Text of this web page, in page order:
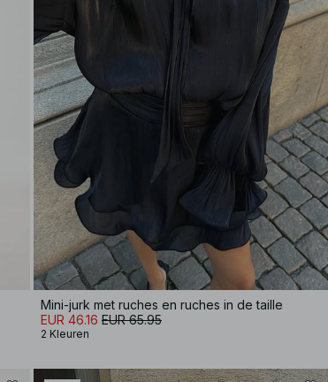
Mini-jurk met ruches en ruches in de taille
EUR 46.16 EUR 65.95
2 Kleuren